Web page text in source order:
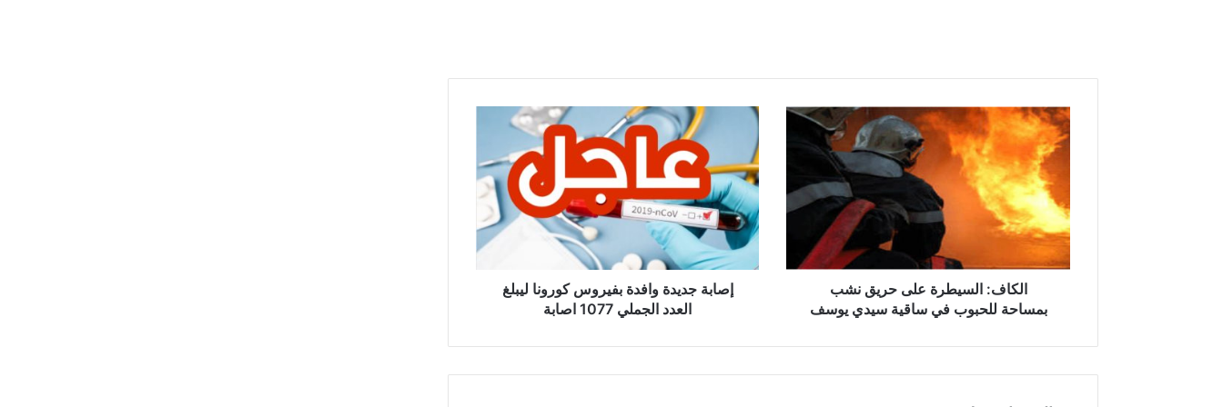
ا
ل
:
ا
ل
س
ة
الكاف: السيطرة على حريق نشب
بمساحة للحبوب في ساقية سيدي يوسف
إ
ص
ا
ب
ة
ج
د
د
ف
إصابة جديدة وافدة بفيروس كورونا ليبلغ
العدد الجملي 1077 اصابة